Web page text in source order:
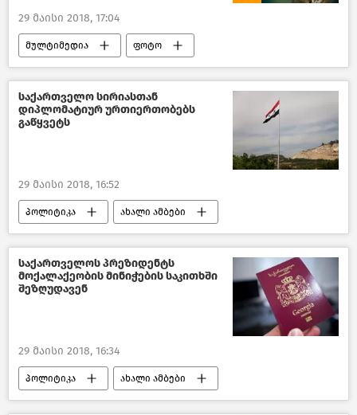
29 მაისი 2018, 17:04
მულტიმედია ფოტო
საქართველო სირიასთან
დიპლომატიურ ურთიერთობებს
გაწყვეტს
29 მაისი 2018, 16:52
პოლიტიკა ახალი ამბები
საქართველოს საგარეო პოლიტიკა–2018
საქართველო
საქართველოს პრეზიდენტს
მოქალაქეობის მინიჭების საკითხში
შეზღუდავენ
29 მაისი 2018, 16:34
პოლიტიკა ახალი ამბები
საქართველოს პარლამენტი–2018